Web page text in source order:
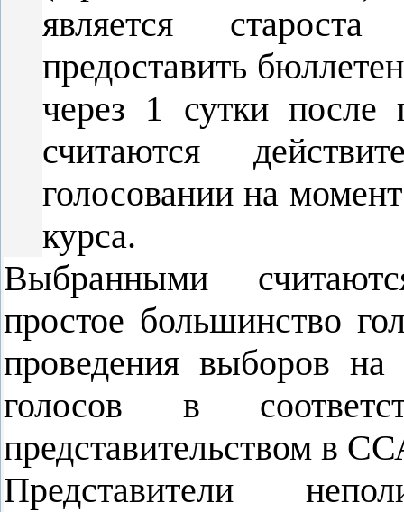
является
предоставить
через 1 сутки после
считаются
голосовании на
курса.
Выбранными
простое большинство
проведения выборов
голосов в
представительством в
Представители